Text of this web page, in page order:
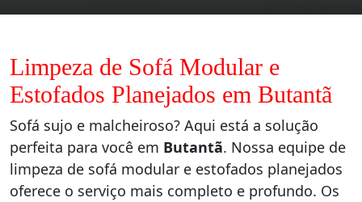
Limpeza de Sofá Modular e
Estofados Planejados em Butantã
Sofá sujo e malcheiroso? Aqui está a solução
perfeita para você em Butantã. Nossa equipe de
limpeza de sofá modular e estofados planejados
oferece o serviço mais completo e profundo. Os